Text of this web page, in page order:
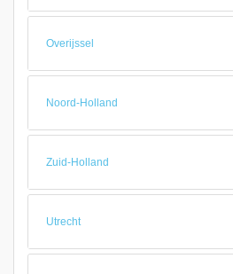
Overijssel
Noord-Holland
Zuid-Holland
Utrecht